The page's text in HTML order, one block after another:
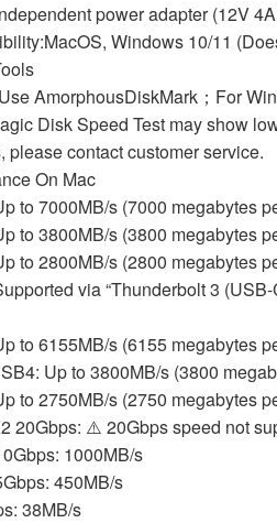
power adapter (12V
Windows 10/11
AmorphousDiskMark；For
Disk Speed Test may show
please contact customer service.
On Mac
to 7000MB/s (7000 megabytes
to 3800MB/s (3800 megabytes
to 2800MB/s (2800 megabytes
via “Thunderbolt 3
to 6155MB/s (6155 megabytes
Up to 3800MB/s (3800
to 2750MB/s (2750 megabytes
20Gbps: ⚠️ 20Gbps speed not
1000MB/s
450MB/s
38MB/s